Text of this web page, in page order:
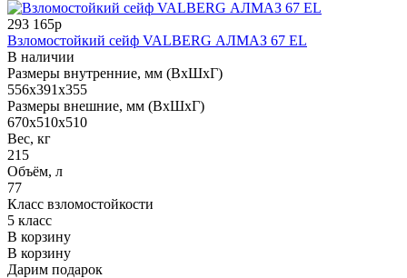
293 165р
Взломостойкий сейф VALBERG АЛМАЗ 67 EL
В наличии
Размеры внутренние, мм (ВхШхГ)
556x391x355
Размеры внешние, мм (ВхШхГ)
670x510x510
Вес, кг
215
Объём, л
77
Класс взломостойкости
5 класс
В корзину
В корзину
Дарим подарок